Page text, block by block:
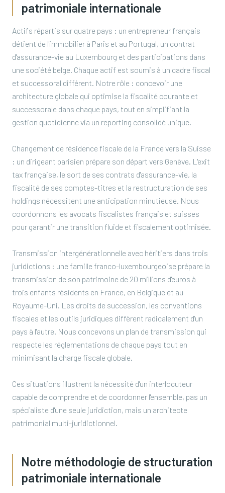
patrimoniale internationale
Actifs répartis sur quatre pays : un entrepreneur français
détient de l'immobilier à Paris et au Portugal, un contrat
d'assurance-vie au Luxembourg et des participations dans
une société belge. Chaque actif est soumis à un cadre fiscal
et successoral différent. Notre rôle : concevoir une
architecture globale qui optimise la fiscalité courante et
successorale dans chaque pays, tout en simplifiant la
gestion quotidienne via un reporting consolidé unique.
Changement de résidence fiscale de la France vers la Suisse
: un dirigeant parisien prépare son départ vers Genève. L'exit
tax française, le sort de ses contrats d'assurance-vie, la
fiscalité de ses comptes-titres et la restructuration de ses
holdings nécessitent une anticipation minutieuse. Nous
coordonnons les avocats fiscalistes français et suisses
pour garantir une transition fluide et fiscalement optimisée.
Transmission intergénérationnelle avec héritiers dans trois
juridictions : une famille franco-luxembourgeoise prépare la
transmission de son patrimoine de 20 millions d'euros à
trois enfants résidents en France, en Belgique et au
Royaume-Uni. Les droits de succession, les conventions
fiscales et les outils juridiques diffèrent radicalement d'un
pays à l'autre. Nous concevons un plan de transmission qui
respecte les réglementations de chaque pays tout en
minimisant la charge fiscale globale.
Ces situations illustrent la nécessité d'un interlocuteur
capable de comprendre et de coordonner l'ensemble, pas un
spécialiste d'une seule juridiction, mais un architecte
patrimonial multi-juridictionnel.
Notre méthodologie de structuration
patrimoniale internationale